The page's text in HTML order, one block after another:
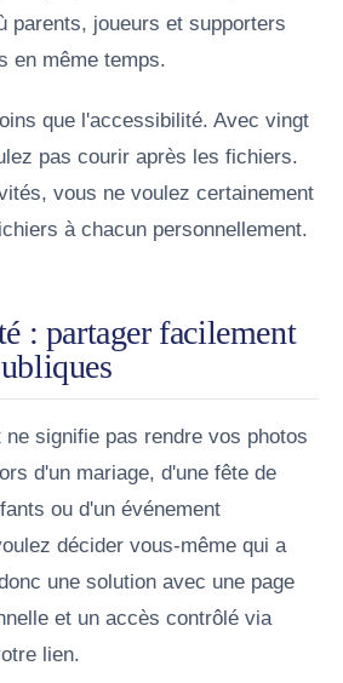
parents, joueurs et supporters
en même temps.
que l'accessibilité. Avec vingt
pas courir après les fichiers.
vous ne voulez certainement
à chacun personnellement.
: partager facilement
signifie pas rendre vos photos
d'un mariage, d'une fête de
ou d'un événement
décider vous-même qui a
une solution avec une page
et un accès contrôlé via
lien.